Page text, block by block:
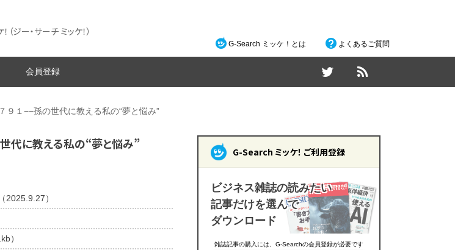
（ジー・サーチ ミッケ！）
G-Search ミッケ！とは よくあるご質問
会員登録
９１−−孫の世代に教える私の“夢と悩み”
世代に教える私の“夢と悩み”
）
）
G-Search ミッケ！ ご利用登録
ビジネス雑誌の読みたい
記事だけを選んで
ダウンロード
雑誌記事の購入には、G-Searchの会員登録が必要です